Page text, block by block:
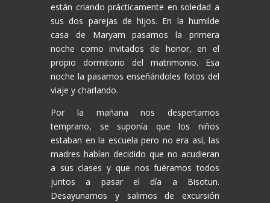
están criando prácticamente en soledad a
sus dos parejas de hijos. En la humilde
casa de Maryam pasamos la primera
noche como invitados de honor, en el
propio dormitorio del matrimonio. Esa
noche la pasamos enseñándoles fotos del
viaje y charlando.
Por la mañana nos despertamos
temprano, se suponía que los niños
estaban en la escuela pero no era así, las
madres habían decidido que no acudieran
a sus clases y que nos fuéramos todos
juntos a pasar el día a Bisotun.
Desayunamos y salimos de excursión